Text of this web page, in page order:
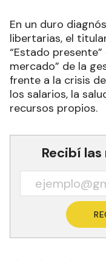
En un duro
libertarias, el
“Estado
mercado” de la
frente a la crisis
los salarios, la
recursos propios.
Recibí